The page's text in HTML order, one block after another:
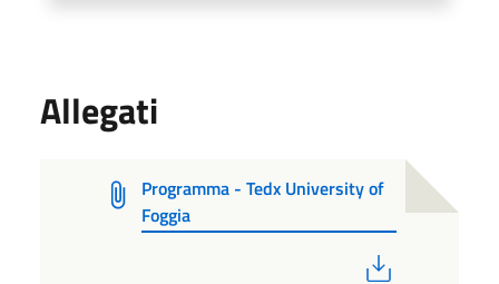
Allegati
Programma - Tedx University of
Foggia